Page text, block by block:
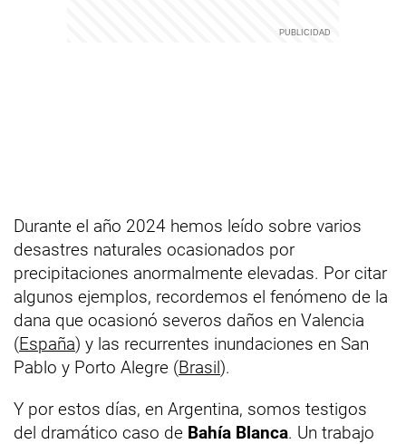
Durante el año 2024 hemos leído sobre varios
desastres naturales ocasionados por
precipitaciones anormalmente elevadas. Por citar
algunos ejemplos, recordemos el fenómeno de la
dana que ocasionó severos daños en Valencia
(España) y las recurrentes inundaciones en San
Pablo y Porto Alegre (Brasil).
Y por estos días, en Argentina, somos testigos
del dramático caso de Bahía Blanca. Un trabajo